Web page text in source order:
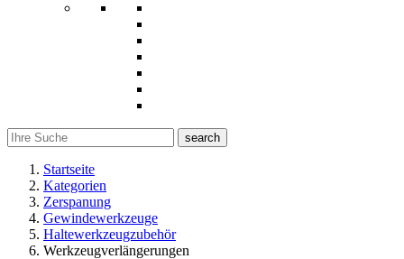
search
Startseite
Kategorien
Zerspanung
Gewindewerkzeuge
Haltewerkzeugzubehör
Werkzeugverlängerungen